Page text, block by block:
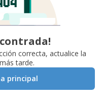
correcta, actualice la
tarde.